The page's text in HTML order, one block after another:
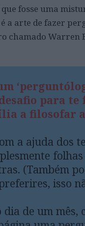
fosse uma
a arte de fazer
chamado Warren
para
a filosofar
a ajuda dos
(Também
isso
de um mês,